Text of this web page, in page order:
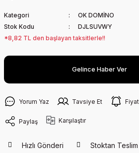
Kategori
OK DOMİNO
Stok Kodu
DJLSUVWY
*8,82 TL den başlayan taksitlerle!!
Gelince Haber Ver
Yorum Yaz Tavsiye Et
Paylaş Karşılaştır
Hızlı Gönderi Stoktan Teslim